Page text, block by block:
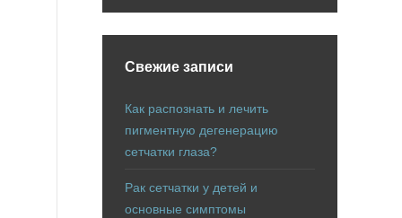
Свежие записи
Как распознать и лечить
пигментную дегенерацию
сетчатки глаза?
Рак сетчатки у детей и
основные симптомы